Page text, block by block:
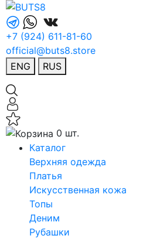
+7 (924) 611-81-60
official@buts8.store
ENG
RUS
0 шт.
Каталог
Верхняя одежда
Платья
Искусственная кожа
Топы
Деним
Рубашки